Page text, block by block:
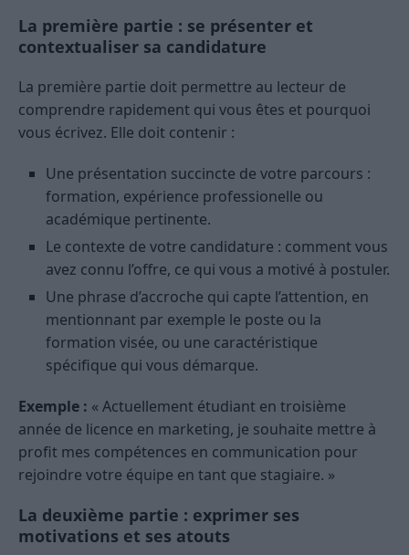
La première partie : se présenter et
contextualiser sa candidature
La première partie doit permettre au lecteur de
comprendre rapidement qui vous êtes et pourquoi
vous écrivez. Elle doit contenir :
Une présentation succincte de votre parcours :
formation, expérience professionelle ou
académique pertinente.
Le contexte de votre candidature : comment vous
avez connu l’offre, ce qui vous a motivé à postuler.
Une phrase d’accroche qui capte l’attention, en
mentionnant par exemple le poste ou la
formation visée, ou une caractéristique
spécifique qui vous démarque.
Exemple : « Actuellement étudiant en troisième
année de licence en marketing, je souhaite mettre à
profit mes compétences en communication pour
rejoindre votre équipe en tant que stagiaire. »
La deuxième partie : exprimer ses
motivations et ses atouts